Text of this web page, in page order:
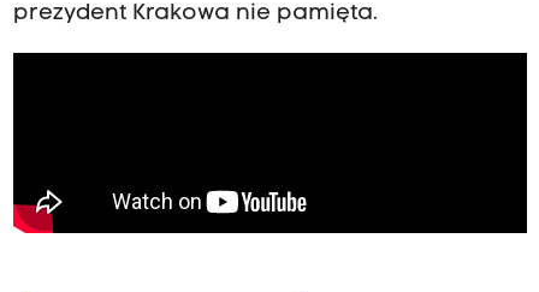
prezydent Krakowa nie pamięta.